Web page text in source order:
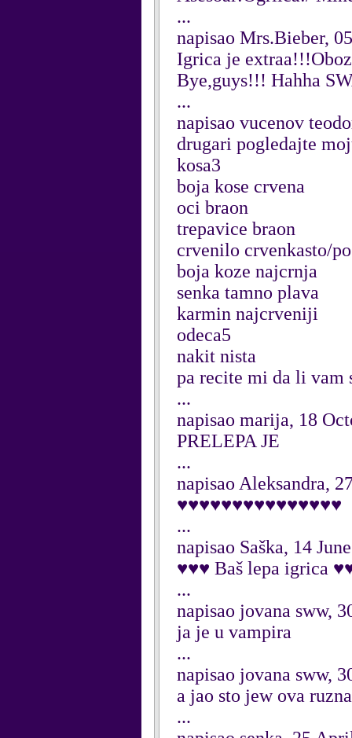
...
napisao Mrs.Bieber,
Igrica je
Bye,guys!!! Hahha
...
napisao vucenov
drugari pogledajte
kosa3
boja kose crvena
oci braon
trepavice braon
crvenilo crvenkasto/
boja koze najcrnja
senka tamno plava
karmin najcrveniji
odeca5
nakit nista
pa recite mi da li vam
...
napisao marija, 18
PRELEPA JE
...
napisao Aleksandra,
♥♥♥♥♥♥♥♥♥♥♥♥♥♥♥
...
napisao Saška, 14
♥♥♥ Baš lepa igrica
...
napisao jovana sww,
ja je u vampira
...
napisao jovana sww,
a jao sto jew ova
...